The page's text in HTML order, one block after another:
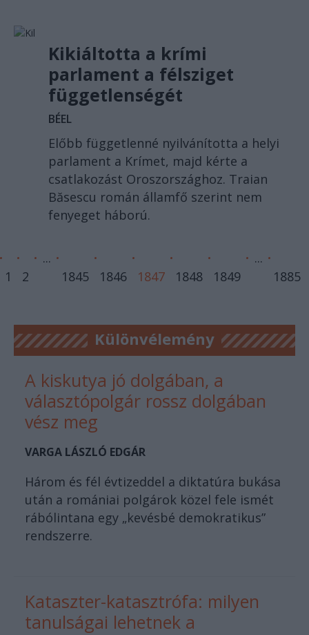
Kikiáltotta a krími
parlament a félsziget
függetlenségét
BÉEL
Előbb függetlenné nyilvánította a helyi
parlament a Krímet, majd kérte a
csatlakozást Oroszországhoz. Traian
Băsescu román államfő szerint nem
fenyeget háború.
1 2
...
1845
1846 1847 1848 1849
...
1885
Különvélemény
A kiskutya jó dolgában, a
választópolgár rossz dolgában
vész meg
VARGA LÁSZLÓ EDGÁR
Három és fél évtizeddel a diktatúra bukása
után a romániai polgárok közel fele ismét
rábólintana egy „kevésbé demokratikus”
rendszerre.
Kataszter-katasztrófa: milyen
tanulságai lehetnek a